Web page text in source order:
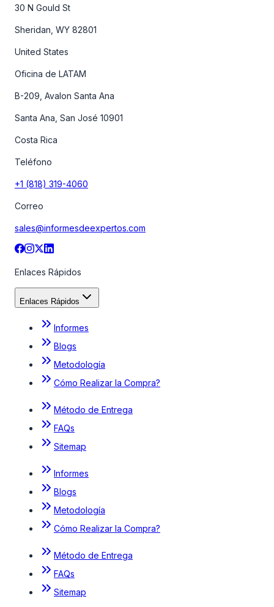
30 N Gould St
Sheridan, WY 82801
United States
Oficina de LATAM
B-209, Avalon Santa Ana
Santa Ana, San José 10901
Costa Rica
Teléfono
+1 (818) 319-4060
Correo
sales@informesdeexpertos.com
Enlaces Rápidos
Enlaces Rápidos
Informes
Blogs
Metodología
Cómo Realizar la Compra?
Método de Entrega
FAQs
Sitemap
Informes
Blogs
Metodología
Cómo Realizar la Compra?
Método de Entrega
FAQs
Sitemap